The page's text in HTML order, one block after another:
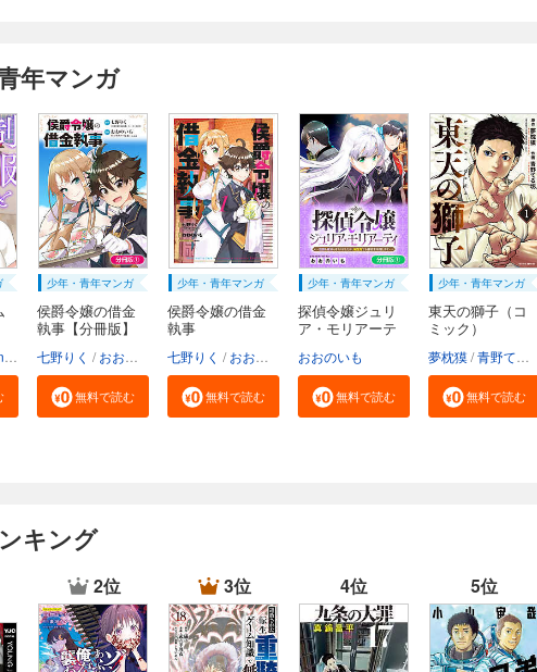
年マンガ
少年・青年マンガ
侯爵令嬢の借金
執事【分冊版】
七野りく おおのいも mmu
無料で読む
少年・青年マンガ
侯爵令嬢の借金
執事
七野りく おおのいも mmu
無料で読む
少年・青年マンガ
探偵令嬢ジュリ
ア・モリアーテ
おおのいも
無料で読む
少年・青年マンガ
東天の獅子（コ
ミック）
夢枕獏 青野てる坊
無料で読む
キング
2位 3位 4位 5位